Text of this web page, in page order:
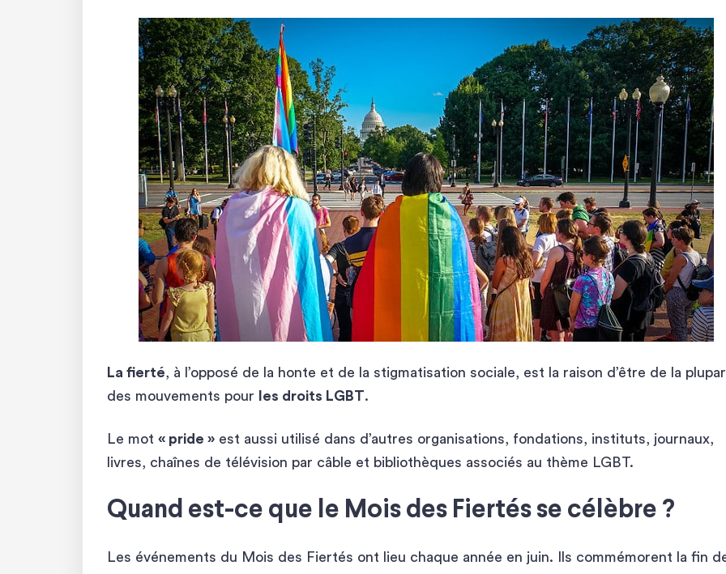
La fierté, à l’opposé de la honte et de la stigmatisation sociale, est la raison d’être de la
des mouvements pour
les droits LGBT.
Le mot « pride » est aussi utilisé dans d’autres organisations, fondations, instituts, journaux,
livres, chaînes de télévision par câble et bibliothèques associés au thème LGBT.
Quand est-ce que le Mois des Fiertés se célèbre ?
Les événements du Mois des Fiertés ont lieu chaque année en juin. Ils commémorent la fin